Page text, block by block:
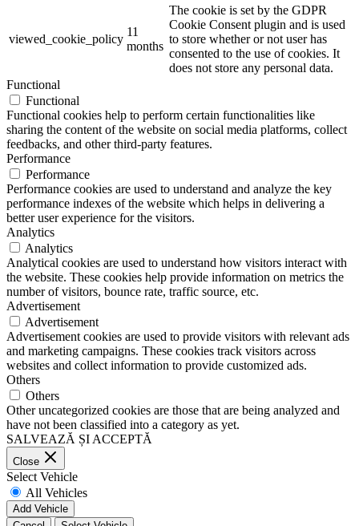
viewed_cookie_policy
11
months
The cookie is set by the GDPR
Cookie Consent plugin and is used
to store whether or not user has
consented to the use of cookies. It
does not store any personal data.
Functional
Functional
Functional cookies help to perform certain functionalities like
sharing the content of the website on social media platforms, collect
feedbacks, and other third-party features.
Performance
Performance
Performance cookies are used to understand and analyze the key
performance indexes of the website which helps in delivering a
better user experience for the visitors.
Analytics
Analytics
Analytical cookies are used to understand how visitors interact with
the website. These cookies help provide information on metrics the
number of visitors, bounce rate, traffic source, etc.
Advertisement
Advertisement
Advertisement cookies are used to provide visitors with relevant ads
and marketing campaigns. These cookies track visitors across
websites and collect information to provide customized ads.
Others
Others
Other uncategorized cookies are those that are being analyzed and
have not been classified into a category as yet.
SALVEAZĂ ȘI ACCEPTĂ
Close
Select Vehicle
All Vehicles
Add Vehicle